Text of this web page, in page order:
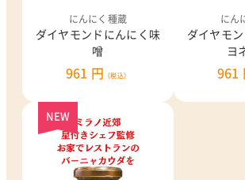
にんにく種蔵
ダイヤモンドにんにく味
噌
961 円 （税込）
にん
ダイヤモ
ヨ
961
NEW